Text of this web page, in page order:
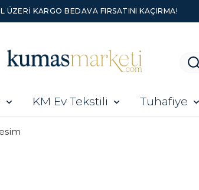
ÜZERI KARGO BEDAVA FIRSATINI KAÇIRMA!
KM Ev Tekstili Tuhafiye